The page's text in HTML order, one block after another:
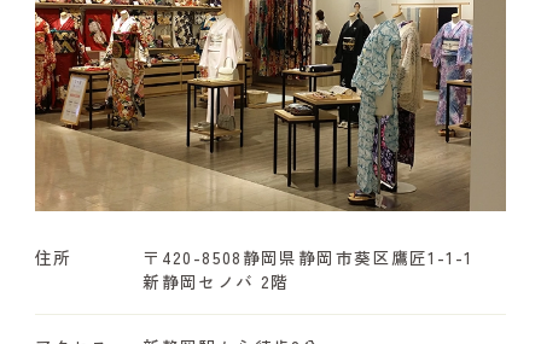
住所 〒420-8508 静岡県静岡市葵区鷹匠1-1-1
新静岡セノバ 2階